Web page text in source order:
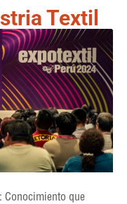
Textil
Conocimiento que